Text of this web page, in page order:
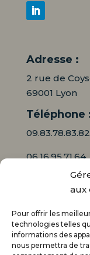
aux
Pour offrir les
technologies telles
informations des
nous permettra de
Adresse :
2 rue de
69001 Lyon
Téléphone
09.83.78.83.82
06.16.95.71.64
E-mail*